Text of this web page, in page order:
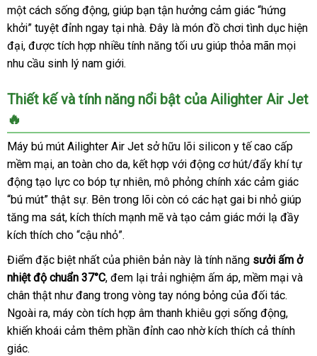
một cách sống động, giúp bạn tận hưởng cảm giác “hứng
khởi” tuyệt đỉnh ngay tại nhà. Đây là món đồ chơi tình dục hiện
đại, được tích hợp nhiều tính năng tối ưu giúp thỏa mãn mọi
nhu cầu sinh lý nam giới.
Thiết kế và tính năng nổi bật của Ailighter Air Jet
🔥
Máy bú mút Ailighter Air Jet sở hữu lõi silicon y tế cao cấp
mềm mại, an toàn cho da, kết hợp với động cơ hút/đẩy khí tự
động tạo lực co bóp tự nhiên, mô phỏng chính xác cảm giác
“bú mút” thật sự. Bên trong lõi còn có các hạt gai bi nhỏ giúp
tăng ma sát, kích thích mạnh mẽ và tạo cảm giác mới lạ đầy
kích thích cho “cậu nhỏ”.
Điểm đặc biệt nhất của phiên bản này là tính năng sưởi ấm ở
nhiệt độ chuẩn 37°C, đem lại trải nghiệm ấm áp, mềm mại và
chân thật như đang trong vòng tay nóng bỏng của đối tác.
Ngoài ra, máy còn tích hợp âm thanh khiêu gợi sống động,
khiến khoái cảm thêm phần đỉnh cao nhờ kích thích cả thính
giác.